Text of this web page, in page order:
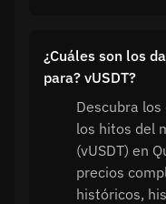
¿Cuáles son los
para? vUSDT?
Descubra
los hitos del
(vUSDT) en
precios
históricos,